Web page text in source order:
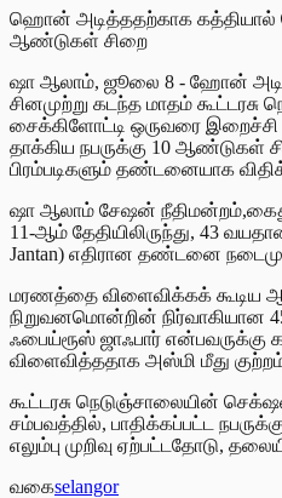
ஹொன் அடித்ததற்காக கத்தியால்
ஆண்டுகள் சிறை
ஷா ஆலாம், ஜூலை 8 - ஹோன்
சினமுற்று கடந்த மாதம் கூட்டரசு
சைக்கிளோட்டி ஒருவரை
தாக்கிய நபருக்கு 10 ஆண்டுகள்
பிரம்படிகளும் தண்டனையாக
ஷா ஆலாம் சேஷன்
11-ஆம் தேதியிலிருந்து, 43
Jantan) எதிரான தண்டனை
மரணத்தை விளைவிக்கக் கூடிய
நிறுவனமொன்றின்
ஃபைய்ரூஸ் ஜாஃபார்
விளைவித்ததாக அஸ்மி மீது குற்றம்
கூட்டரசு நெடுஞ்சாலையின்
சம்பவத்தில், பாதிக்கப்பட்ட
எலும்பு முறிவு ஏற்பட்டதோடு,
வகைselangor